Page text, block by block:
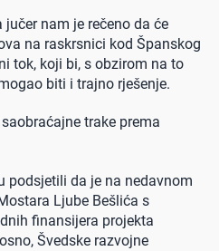
jučer nam je rečeno da će
na raskrsnici kod Španskog
tok, koji bi, s obzirom na to
biti i trajno rješenje.
trake prema
podsjetili da je na nedavnom
Ljube Bešlića s
finansijera projekta
Švedske razvojne